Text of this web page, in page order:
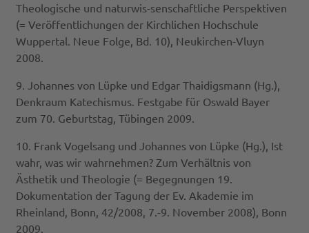
Theologische und naturwis-senschaftliche Perspektiven
(= Veröffentlichungen der Kirchlichen Hochschule
Wuppertal. Neue Folge, Bd. 10), Neukirchen-Vluyn
2008.
9. Johannes von Lüpke und Edgar Thaidigsmann (Hg.),
Denkraum Katechismus. Festgabe für Oswald Bayer
zum 70. Geburtstag, Tübingen 2009.
10. Frank Vogelsang und Johannes von Lüpke (Hg.), Ist
wahr, was wir wahrnehmen? Zum Verhältnis von
Ästhetik und Theologie (= Begegnungen 19.
Dokumentation der Tagung der Ev. Akademie im
Rheinland, Bonn, 42/2008, 7.-9. November 2008), Bonn
2009.